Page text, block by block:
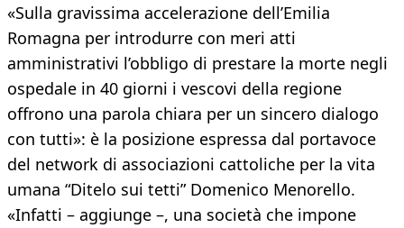
«Sulla gravissima accelerazione dell’Emilia
Romagna per introdurre con meri atti
amministrativi l’obbligo di prestare la morte negli
ospedale in 40 giorni i vescovi della regione
offrono una parola chiara per un sincero dialogo
con tutti»: è la posizione espressa dal portavoce
del network di associazioni cattoliche per la vita
umana “Ditelo sui tetti” Domenico Menorello.
«Infatti – aggiunge –, una società che impone